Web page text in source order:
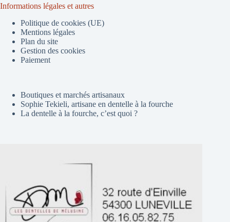
Informations légales et autres
Politique de cookies (UE)
Mentions légales
Plan du site
Gestion des cookies
Paiement
Boutiques et marchés artisanaux
Sophie Tekieli, artisane en dentelle à la fourche
La dentelle à la fourche, c’est quoi ?